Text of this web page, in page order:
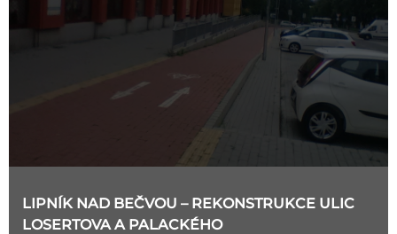
LIPNÍK NAD BEČVOU – REKONSTRUKCE ULIC
LOSERTOVA A PALACKÉHO